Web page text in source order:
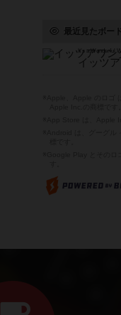
最近見たボー
It's a Wonderful
イッツ